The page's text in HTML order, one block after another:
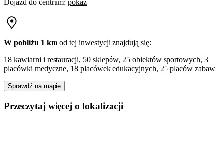
Dojazd do centrum: pokaż
W pobliżu 1 km od tej inwestycji znajdują się:
18 kawiarni i restauracji, 50 sklepów, 25 obiektów sportowych, 3
placówki medyczne, 18 placówek edukacyjnych, 25 placów zabaw
Sprawdź na mapie
Przeczytaj więcej o lokalizacji